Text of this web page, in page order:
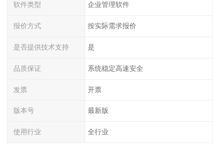
软件类型 企业管理软件
报价方式 按实际需求报价
是否提供技术支持 是
品质保证 系统稳定高速安全
发票 开票
版本号 最新版
使用行业 全行业